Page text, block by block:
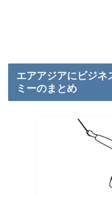
エアアジアにビジネ
ミーのまとめ